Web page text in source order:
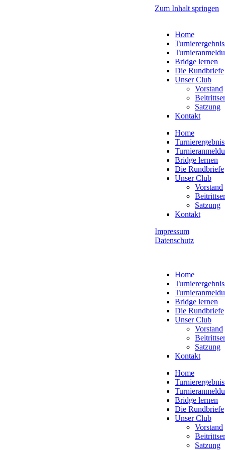
Zum Inhalt springen
Home
Bridge lernen
Die Rundbriefe
Unser Club
Vorstand
Satzung
Kontakt
Home
Bridge lernen
Die Rundbriefe
Unser Club
Vorstand
Satzung
Kontakt
Impressum
Datenschutz
Home
Bridge lernen
Die Rundbriefe
Unser Club
Vorstand
Satzung
Kontakt
Home
Bridge lernen
Die Rundbriefe
Unser Club
Vorstand
Satzung